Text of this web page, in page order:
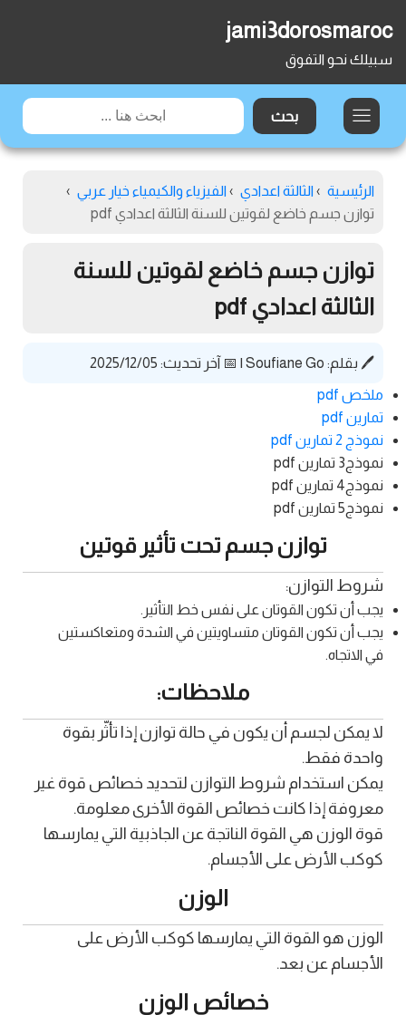
jami3dorosmaroc
سبيلك نحو التفوق
الرئيسية › الثالثة اعدادي › الفيزياء والكيمياء خيار عربي ›
توازن جسم خاضع لقوتين للسنة الثالثة اعدادي pdf
توازن جسم خاضع لقوتين للسنة
الثالثة اعدادي pdf
🖊️ بقلم: Soufiane Go
| 📅 آخر تحديث: 2025/12/05
ملخص pdf
تمارين pdf
نموذج 2 تمارين pdf
نموذج3 تمارين pdf
نموذج4 تمارين pdf
نموذج5 تمارين pdf
توازن جسم تحت تأثير قوتين
شروط التوازن:
يجب أن تكون القوتان على نفس خط التأثير.
يجب أن تكون القوتان متساويتين في الشدة ومتعاكستين
في الاتجاه.
ملاحظات:
لا يمكن لجسم أن يكون في حالة توازن إذا تأثّر بقوة
واحدة فقط.
يمكن استخدام شروط التوازن لتحديد خصائص قوة غير
معروفة إذا كانت خصائص القوة الأخرى معلومة.
قوة الوزن هي القوة الناتجة عن الجاذبية التي يمارسها
كوكب الأرض على الأجسام.
الوزن
الوزن هو القوة التي يمارسها كوكب الأرض على
الأجسام عن بعد.
خصائص الوزن